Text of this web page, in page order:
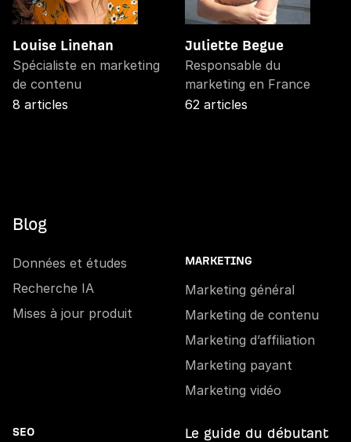
Louise Linehan
Spécialiste en marketing
de contenu
8 articles
Juliette Begue
Responsable du
marketing en France
62 articles
Blog
Données et études
Recherche IA
Mises à jour produit
MARKETING
Marketing général
Marketing de contenu
Marketing d’affiliation
Marketing payant
Marketing vidéo
SEO
Le guide du débutant